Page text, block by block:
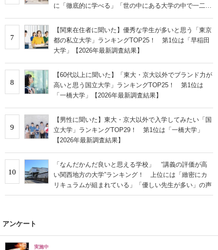
に「徹底的に学べる」「世の中にある大学の中で一二を
7
【関東在住者に聞いた】優秀な学生が多いと思う「東京
都の私立大学」ランキングTOP25！ 第1位は「早稲田
大学」【2026年最新調査結果】
8
【60代以上に聞いた】「東大・京大以外でブランド力が
高いと思う国立大学」ランキングTOP25！ 第1位は
「一橋大学」【2026年最新調査結果】
9
【男性に聞いた】東大・京大以外で入学してみたい「国
立大学」ランキングTOP29！ 第1位は「一橋大学」
【2026年最新調査結果】
10
「なんだかんだ良いと思える学校」 “講義の評価が高
い関西地方の大学”ランキング！ 上位には「緻密にカ
リキュラムが組まれている」「優しい先生が多い」の声
アンケート
実施中